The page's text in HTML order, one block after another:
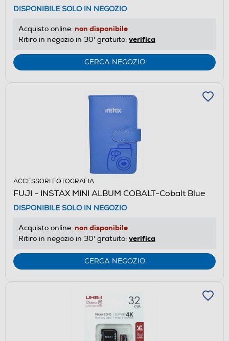
DISPONIBILE SOLO IN NEGOZIO
Acquisto online: non disponibile
Ritiro in negozio in 30' gratuito: verifica
CERCA NEGOZIO
ACCESSORI FOTOGRAFIA
FUJI - INSTAX MINI ALBUM COBALT-Cobalt Blue
DISPONIBILE SOLO IN NEGOZIO
Acquisto online: non disponibile
Ritiro in negozio in 30' gratuito: verifica
CERCA NEGOZIO